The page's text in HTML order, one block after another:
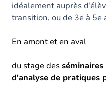
idéalement auprès
transition, ou de 3e à 5e
En amont et en aval
du stage des
d'analyse de pratiques